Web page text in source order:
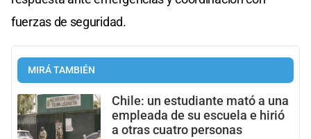
fuerzas de seguridad.
MIRÁ TAMBIÉN
Chile: un estudiante mató a una
empleada de su escuela e hirió
a otras cuatro personas